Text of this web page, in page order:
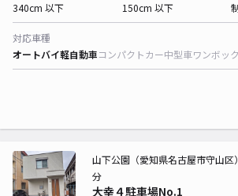
340cm 以下
150cm 以下
対応車種
オートバイ軽自動車コンパクトカー中型車ワンボッ
大幸４駐車場No.1
山下公園（愛知県名古屋市守山区
分